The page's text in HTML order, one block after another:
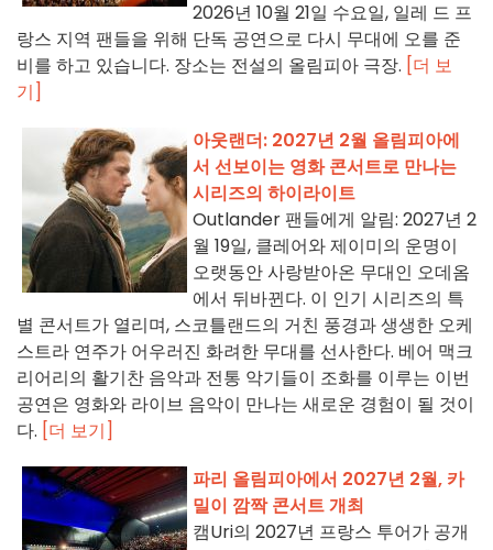
2026년 10월 21일 수요일, 일레 드 프
랑스 지역 팬들을 위해 단독 공연으로 다시 무대에 오를 준
비를 하고 있습니다. 장소는 전설의 올림피아 극장. [더 보
기]
아웃랜더: 2027년 2월 올림피아에
서 선보이는 영화 콘서트로 만나는
시리즈의 하이라이트
Outlander 팬들에게 알림: 2027년 2
월 19일, 클레어와 제이미의 운명이
오랫동안 사랑받아온 무대인 오데옴
에서 뒤바뀐다. 이 인기 시리즈의 특
별 콘서트가 열리며, 스코틀랜드의 거친 풍경과 생생한 오케
스트라 연주가 어우러진 화려한 무대를 선사한다. 베어 맥크
리어리의 활기찬 음악과 전통 악기들이 조화를 이루는 이번
공연은 영화와 라이브 음악이 만나는 새로운 경험이 될 것이
다. [더 보기]
파리 올림피아에서 2027년 2월, 카
밀이 깜짝 콘서트 개최
캠Uri의 2027년 프랑스 투어가 공개